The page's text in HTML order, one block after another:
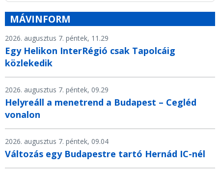
MÁVINFORM
2026. augusztus 7. péntek, 11.29
Egy Helikon InterRégió csak Tapolcáig
közlekedik
2026. augusztus 7. péntek, 09.29
Helyreáll a menetrend a Budapest – Cegléd
vonalon
2026. augusztus 7. péntek, 09.04
Változás egy Budapestre tartó Hernád IC-nél